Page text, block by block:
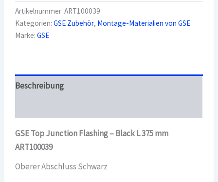
Flashing
-
Black
L
Menge
Artikelnummer:ART100039
Kategorien:GSE Zubehör, Montage-Materialien von GSE
Marke:GSE
Beschreibung
GSE Top Junction Flashing – Black L 375 mm
ART100039
Oberer Abschluss Schwarz